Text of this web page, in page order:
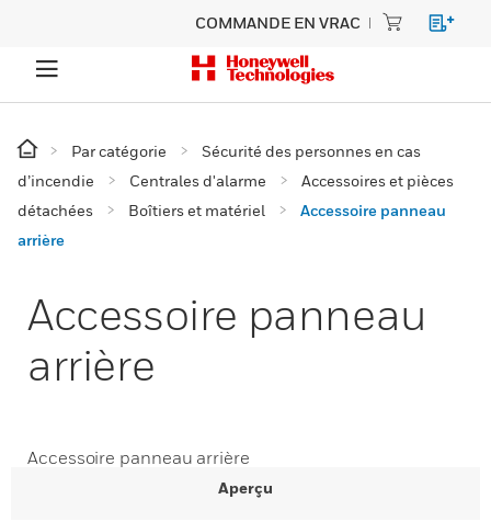
COMMANDE EN VRAC
Par catégorie
Sécurité des personnes en cas
d’incendie
Centrales d'alarme
Accessoires et pièces
détachées
Boîtiers et matériel
Accessoire panneau
arrière
Accessoire panneau
arrière
Accessoire panneau arrière
Aperçu